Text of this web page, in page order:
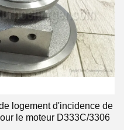
logement d'incidence de
le moteur D333C/3306